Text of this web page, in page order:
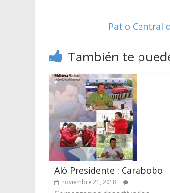
Patio Central
También te
Aló Presidente : Carabobo
noviembre 21, 2018